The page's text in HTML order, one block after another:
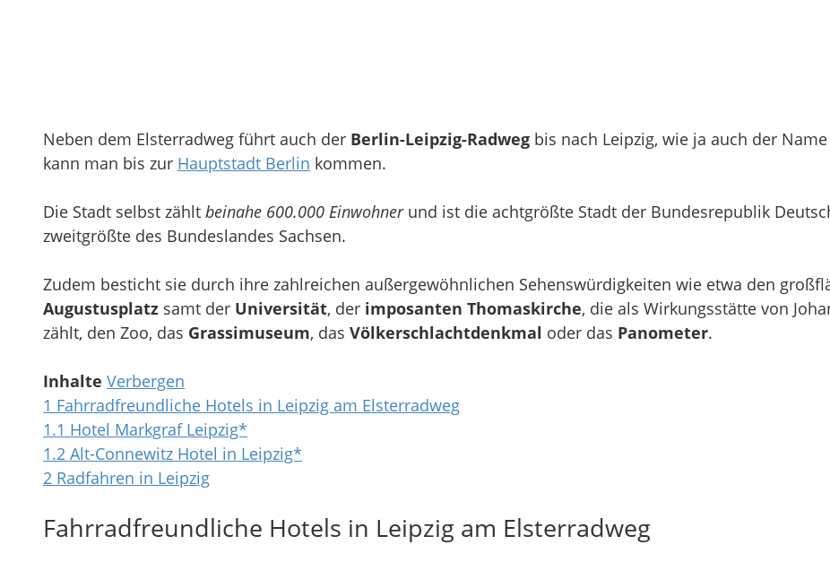
Neben dem Elsterradweg führt auch der Berlin-Leipzig-Radweg bis nach Leipzig, wie ja auch der
kann man bis zur Hauptstadt Berlin kommen.
Die Stadt selbst zählt beinahe 600.000 Einwohnerund ist die achtgrößte Stadt der Bundesrepublik
zweitgrößte des Bundeslandes Sachsen.
Zudem besticht sie durch ihre zahlreichen außergewöhnlichen Sehenswürdigkeiten wie etwa den
Augustusplatz samt der Universität, der imposanten Thomaskirche, die als Wirkungsstätte von
zählt, den Zoo, das Grassimuseum, das Völkerschlachtdenkmal oder das Panometer.
Inhalte Verbergen
1 Fahrradfreundliche Hotels in Leipzig am Elsterradweg
1.1 Hotel Markgraf Leipzig*
1.2 Alt-Connewitz Hotel in Leipzig*
2 Radfahren in Leipzig
Fahrradfreundliche Hotels in Leipzig am Elsterradweg